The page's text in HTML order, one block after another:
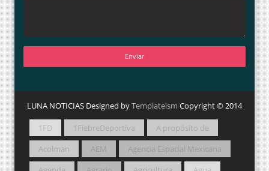
LUNA NOTICIAS Designed byTemplateism Copyright © 2014
1FD 1FiebreDeportiva
A propósito de
Acolman
AEM
Agencia Espacial Mexicana